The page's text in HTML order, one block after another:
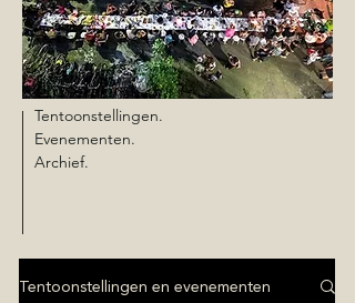
Tentoonstellingen.
Evenementen.
Archief.
Tentoonstellingen en evenementen